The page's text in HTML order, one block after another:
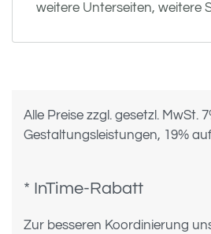
weitere Unterseiten, weitere
Alle Preise zzgl. gesetzl. MwSt.
Gestaltungsleistungen, 19%
* InTime-Rabatt
Zur besseren Koordinierung